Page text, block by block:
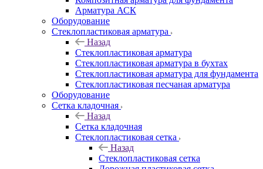
Арматура АСК
Оборудование
Cтеклопластиковая арматура
Назад
Cтеклопластиковая арматура
Стеклопластиковая арматура в бухтах
Стеклопластиковая арматура для фундамента
Стеклопластиковая песчаная арматура
Оборудование
Сетка кладочная
Назад
Сетка кладочная
Стеклопластиковая сетка
Назад
Стеклопластиковая сетка